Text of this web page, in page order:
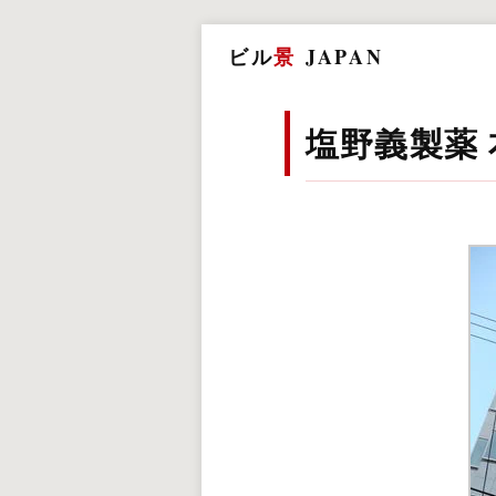
ビル景 JAPAN
塩野義製薬